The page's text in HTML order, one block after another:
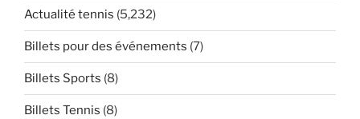
Actualité tennis (5,232)
Billets pour des événements (7)
Billets Sports (8)
Billets Tennis (8)